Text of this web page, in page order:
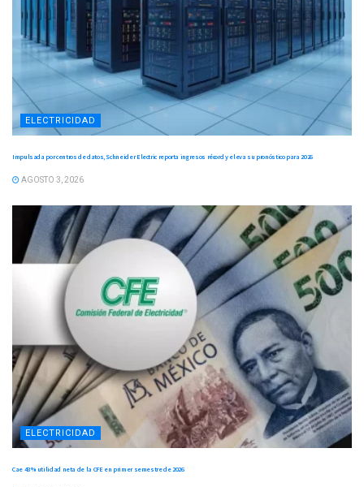
ELECTRICIDAD
Impulsada por centros de datos, Schneider Electric reporta ingresos récord y eleva su pronóstico para 2026
AGOSTO 3, 2026
ELECTRICIDAD
Cae 43 % utilidad neta de la CFE en primer semestre de 2026